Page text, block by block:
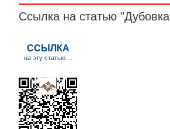
Ссылка на статью